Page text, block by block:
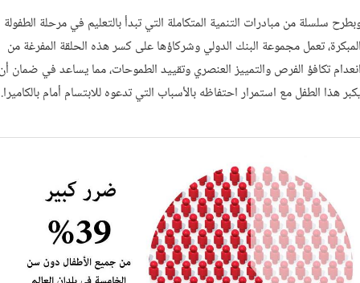
سلسلة من مبادرات التنمية المتكاملة التي تبدأ بالتعليم في مرحلة الطفولة
تعمل مجموعة البنك الدولي وشركاؤها على كسر هذه الحلقة المفرغة من
تكافؤ الفرص والتمييز العنصري وتقييد الطموحات، مما يساعد في ضمان
هذا الطفل مع استمرار احتفاظه بالأسباب التي تدعوه للابتسام أمام بالكاميرا.